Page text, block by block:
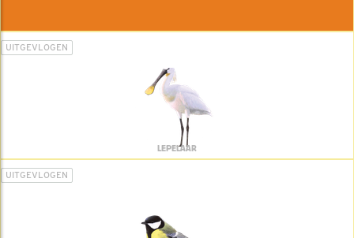
UITGEVLOGEN
LEPELAAR
UITGEVLOGEN